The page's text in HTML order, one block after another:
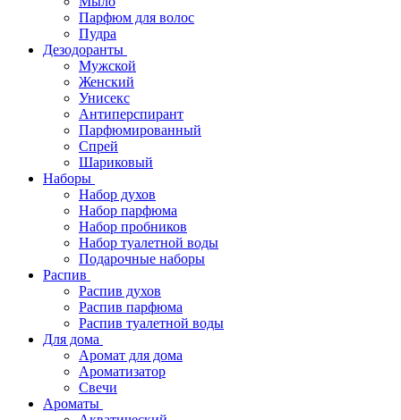
Парфюм для волос
Пудра
Дезодоранты
Мужской
Женский
Унисекс
Антиперспирант
Парфюмированный
Спрей
Шариковый
Наборы
Набор духов
Набор парфюма
Набор пробников
Набор туалетной воды
Подарочные наборы
Распив
Распив духов
Распив парфюма
Распив туалетной воды
Для дома
Аромат для дома
Ароматизатор
Свечи
Ароматы